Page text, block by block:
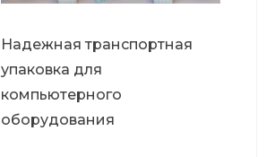
Надежная транспортная
упаковка для
компьютерного
оборудования